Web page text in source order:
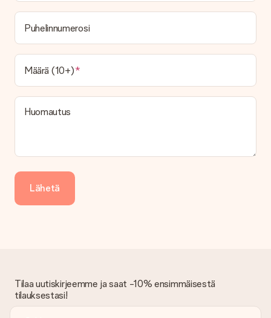
Puhelinnumerosi
Määrä (10+)
Huomautus
Lähetä
Tilaa uutiskirjeemme ja saat -10% ensimmäisestä
tilauksestasi!